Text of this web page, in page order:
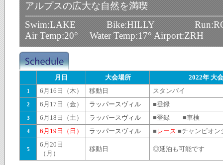
アルプスの広大な自然を満喫
Swim:LAKE Bike:HILLY
Air Temp:20° Water Temp:17° Airport:ZRH
月日 大会場所 2022年 大
1 6月16日（木） 移動日 スタンバイ
2 6月17日（金） ラッパースヴィル ■登録
3 6月18日（土） ラッパースヴィル ■登録 ■車検
4 6月19日（日） ラッパースヴィル ■ レース ■チャンピオン
5
6月20日
（月）
移動日 ◎延泊も可能です